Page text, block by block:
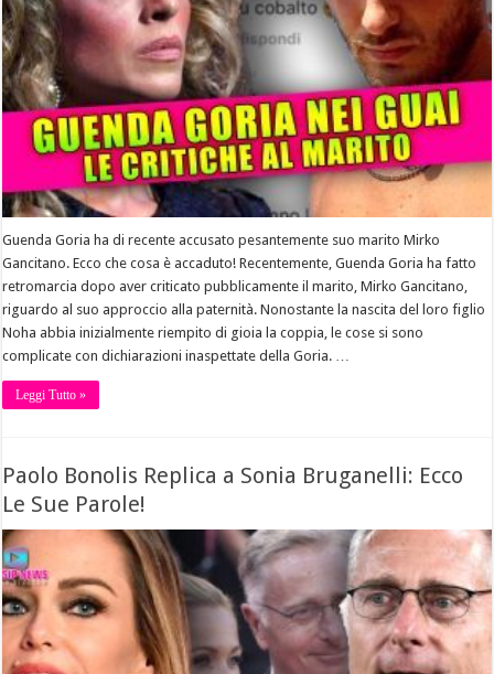
Guenda Goria ha di recente accusato pesantemente suo marito Mirko
Gancitano. Ecco che cosa è accaduto! Recentemente, Guenda Goria ha fatto
retromarcia dopo aver criticato pubblicamente il marito, Mirko Gancitano,
riguardo al suo approccio alla paternità. Nonostante la nascita del loro figlio
Noha abbia inizialmente riempito di gioia la coppia, le cose si sono
complicate con dichiarazioni inaspettate della Goria. …
Leggi Tutto »
Paolo Bonolis Replica a Sonia Bruganelli: Ecco
Le Sue Parole!